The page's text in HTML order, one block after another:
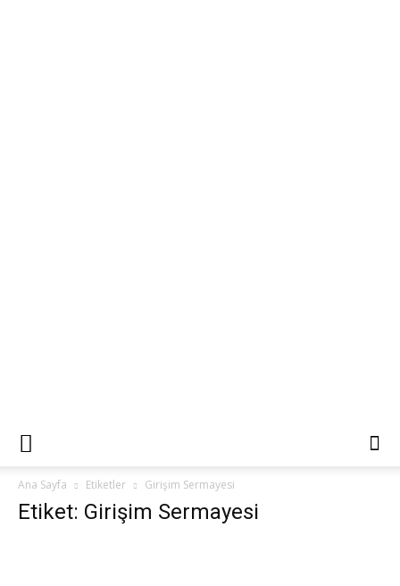
Ana Sayfa Etiketler Girişim Sermayesi
Etiket: Girişim Sermayesi